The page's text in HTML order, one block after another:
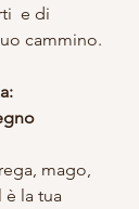
e di
cammino.
mago,
è la tua